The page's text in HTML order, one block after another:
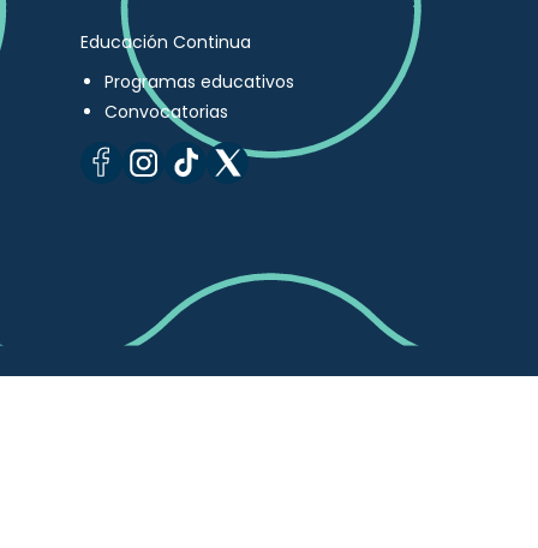
Educación Continua
Programas educativos
Convocatorias